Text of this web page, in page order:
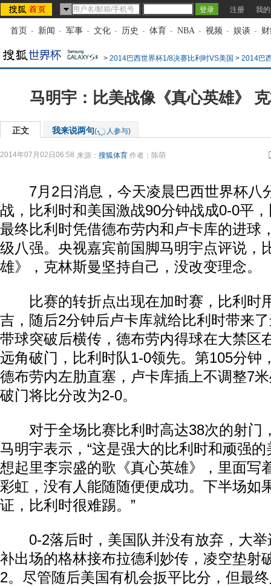
注册 我
首页 - 新闻 - 军事 - 文化 - 历史 - 体育 - NBA - 视频 - 娱谈 -
> 2014巴西世界杯1/8决赛比利时VS美国 > 2014巴
马明宇：比美战像《真心英雄》
正文 我来说两句( 人参与)
2014年07月02日06:58 来源： 搜狐体育 作者：陈萌
7月2日消息，今天凌晨巴西世界杯八
战，比利时和美国激战90分钟战成0-0平
最终比利时凭借德布劳内和卢卡库的进球
级八强。央视嘉宾前国脚马明宇点评说，
雄》，克林斯曼坚持自己，没改变理念。
比赛的转折点出现在加时赛，比利时
吉，随后2分钟后卢卡库就给比利时带来
带球突破后横传，德布劳内得球在大禁区
远角破门，比利时队1-0领先。第105分钟
德布劳内左肋直塞，卢卡库插上不调整7
破门将比分改为2-0。
对于全场比赛比利时高达38次的射门
马明宇表示，“这是强大的比利时和顽强
想起里李宗盛的歌《真心英雄》，里面写
彩虹，没有人能随随便便成功。下半场如
证，比利时很难踢。”
0-2落后时，美国队并没有放弃，大举
补出场的格林接布拉德利妙传，凌空垫射
2。尽管随后美国有机会扳平比分，但最